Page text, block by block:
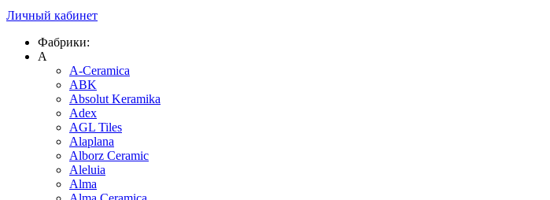
Личный кабинет
Фабрики:
A
A-Ceramica
ABK
Absolut Keramika
Adex
AGL Tiles
Alaplana
Alborz Ceramic
Aleluia
Alma